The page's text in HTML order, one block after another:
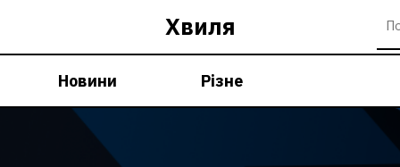
Хвиля
Новини Різне